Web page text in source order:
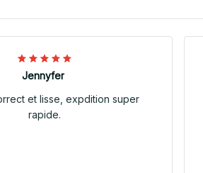
Jennyfer
et lisse, expdition super
rapide.